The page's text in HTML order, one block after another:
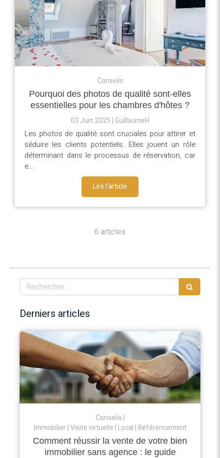
Conseils
Pourquoi des photos de qualité sont-elles
essentielles pour les chambres d'hôtes ?
03 Juin 2025 GuillaumeH
Les photos de qualité sont cruciales pour attirer et
séduire les clients potentiels. Elles jouent un rôle
déterminant dans le processus de réservation, car
e...
Lire l'article
6 articles
Rechercher
Derniers articles
Conseils
Immobilier Visite virtuelle Local Référencement
Comment réussir la vente de votre bien
immobilier sans agence : le guide